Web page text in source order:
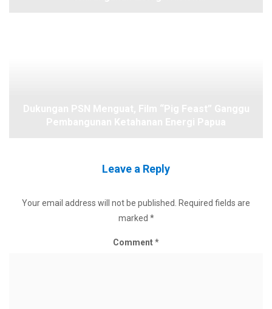
Leave a Reply
Your email address will not be published.
Required fields are
marked *
Comment*